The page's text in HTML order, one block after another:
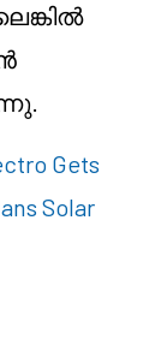
Gets
Solar